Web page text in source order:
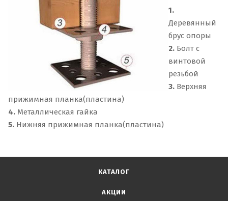
1.
Деревянный
брус опоры
2. Болт с
винтовой
резьбой
3. Верхняя
прижимная планка(пластина)
4. Металлическая гайка
5. Нижняя прижимная планка(пластина)
КАТАЛОГ
АКЦИИ